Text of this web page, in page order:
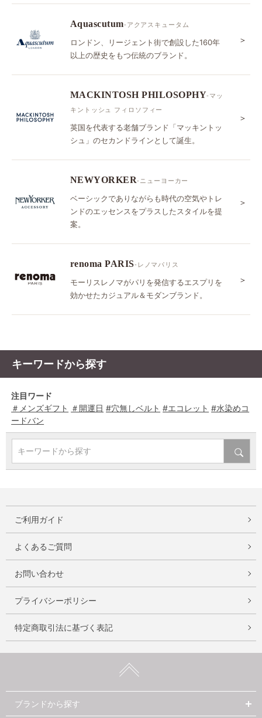
Aquascutum-アクアスキュータム
ロンドン、リージェント街で創設した160年
以上の歴史をもつ伝統のブランド。
＞
MACKINTOSH PHILOSOPHY-マッ
キントッシュ フィロソフィー
英国を代表する老舗ブランド「マッキントッ
シュ」のセカンドラインとして誕生。
＞
NEWYORKER-ニューヨーカー
ベーシックでありながらも時代の空気やトレ
ンドのエッセンスをプラスしたスタイルを提
案。
＞
renoma PARIS-レノマパリス
モーリスレノマがパリを発信するエスプリを
効かせたカジュアル＆モダンブランド。
＞
キーワードから探す
注目ワード
＃メンズギフト ＃開運日 #穴無しベルト #エコレット #水染めコ
ードバン
キーワードから探す
ご利用ガイド
よくあるご質問
お問い合わせ
プライバシーポリシー
特定商取引法に基づく表記
ブランドから探す